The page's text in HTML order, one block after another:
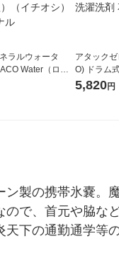
ラルウォータ
Water（ロハ
ー）2L ラベルレ
アタック
O) ドラム
ガジャンボ
（2個入)
5,820円
ン製の携帯氷嚢。
ので、首元や脇な
天下の通勤通学等